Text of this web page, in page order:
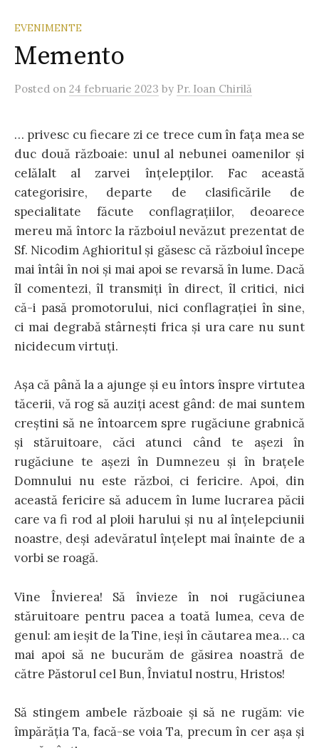
EVENIMENTE
Memento
Posted on 24 februarie 2023 by Pr. Ioan Chirilă
… privesc cu fiecare zi ce trece cum în fața mea se
duc două războaie: unul al nebunei oamenilor și
celălalt al zarvei înțelepților. Fac această
categorisire, departe de clasificările de
specialitate făcute conflagrațiilor, deoarece
mereu mă întorc la războiul nevăzut prezentat de
Sf. Nicodim Aghioritul și găsesc că războiul începe
mai întâi în noi și mai apoi se revarsă în lume. Dacă
îl comentezi, îl transmiți în direct, îl critici, nici
că-i pasă promotorului, nici conflagrației în sine,
ci mai degrabă stârnești frica și ura care nu sunt
nicidecum virtuți.
Așa că până la a ajunge și eu întors înspre virtutea
tăcerii, vă rog să auziți acest gând: de mai suntem
creștini să ne întoarcem spre rugăciune grabnică
și stăruitoare, căci atunci când te așezi în
rugăciune te așezi în Dumnezeu și în brațele
Domnului nu este război, ci fericire. Apoi, din
această fericire să aducem în lume lucrarea păcii
care va fi rod al ploii harului și nu al înțelepciunii
noastre, deși adevăratul înțelept mai înainte de a
vorbi se roagă.
Vine Învierea! Să învieze în noi rugăciunea
stăruitoare pentru pacea a toată lumea, ceva de
genul: am ieșit de la Tine, ieși în căutarea mea… ca
mai apoi să ne bucurăm de găsirea noastră de
către Păstorul cel Bun, Înviatul nostru, Hristos!
Să stingem ambele războaie și să ne rugăm: vie
împărăția Ta, facă-se voia Ta, precum în cer așa și